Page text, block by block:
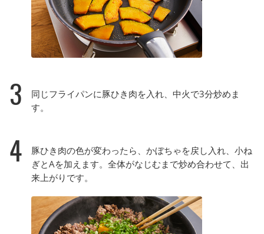
3
同じフライパンに豚ひき肉を入れ、中火で3分炒めま
す。
4
豚ひき肉の色が変わったら、かぼちゃを戻し入れ、小ね
ぎとAを加えます。全体がなじむまで炒め合わせて、出
来上がりです。